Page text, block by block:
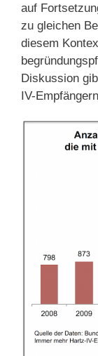
auf
zu gleichen
diesem
Diskussion
IV-